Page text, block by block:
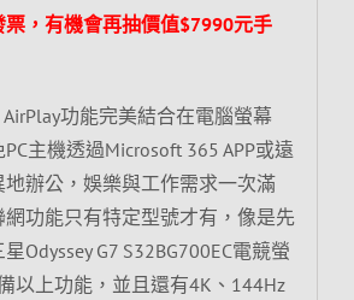
，有機會再抽價值$7990元手
功能完美結合在電腦螢幕
PC主機透過Microsoft 365 APP或遠
辦公，娛樂與工作需求一次滿
網功能只有特定型號才有，像是先
Odyssey G7 S32BG700EC電競螢
以上功能，並且還有4K、144Hz